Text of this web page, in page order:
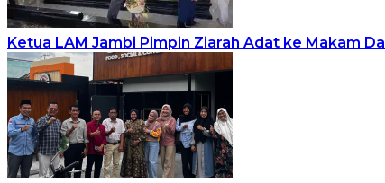
Ketua LAM Jambi Pimpin Ziarah Adat ke Makam